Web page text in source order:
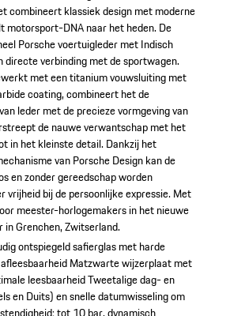
combineert klassiek design met moderne
motorsport-DNA naar het heden. De
Porsche voertuigleder met Indisch
directe verbinding met de sportwagen.
met een titanium vouwsluiting met
coating, combineert het de
leder met de precieze vormgeving van
de nauwe verwantschap met het
in het kleinste detail. Dankzij het
van Porsche Design kan de
en zonder gereedschap worden
vrijheid bij de persoonlijke expressie. Met
meester-horlogemakers in het nieuwe
Grenchen, Zwitserland.
ontspiegeld safierglas met harde
Matzwarte wijzerplaat met
leesbaarheidTweetalige dag- en
en Duits) en snelle datumwisseling om